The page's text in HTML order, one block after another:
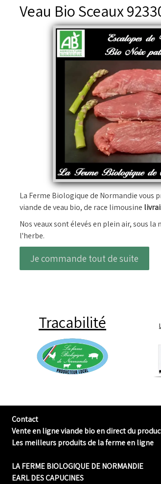
Veau Bio Sceaux
La Ferme Biologique de Normandie vous
viande de veau bio, de race limousine
Nos veaux sont élevés en plein air, sous
l'herbe.
Je commande tout de suite
Tracabilité
Contact
Vente en ligne viande bio en direct du
Les meilleurs produits de la ferme en ligne
LA FERME BIOLOGIQUE DE NORMANDIE
EARL DES CAPUCINES